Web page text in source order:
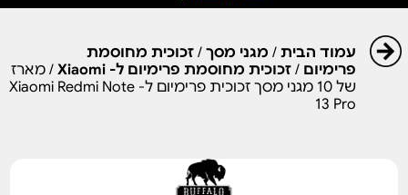
עמוד הבית/ מגני מסך/ זכוכית מחוסמת
פרימיום / זכוכית מחוסמת פרימיום ל- Xiaomi
/ מארז
של 10 מגני מסך זכוכית פרימיום ל- Xiaomi Redmi Note
13 Pro